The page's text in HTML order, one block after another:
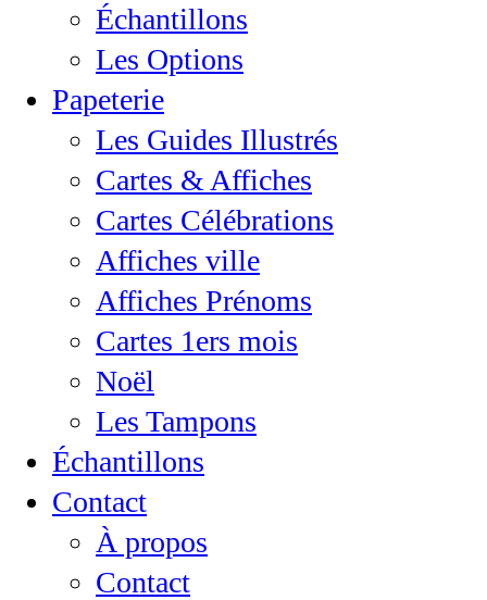
Échantillons
Les Options
Papeterie
Les Guides Illustrés
Cartes & Affiches
Cartes Célébrations
Affiches ville
Affiches Prénoms
Cartes 1ers mois
Noël
Les Tampons
Échantillons
Contact
À propos
Contact